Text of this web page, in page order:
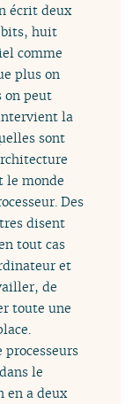
écrit deux
bits, huit
comme
plus on
on peut
la
sont
le monde
Des
disent
tout cas
et
de
toute une
le
en a deux